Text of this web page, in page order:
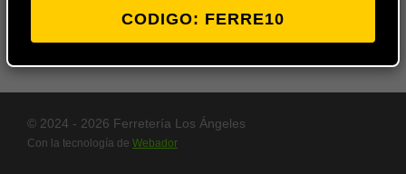
© 2024 - 2026 Ferretería Los Ángeles
Con la tecnología de Webador
CODIGO: FERRE10